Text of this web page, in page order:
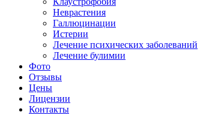
Неврастения
Галлюцинации
Истерии
Лечение психических заболеваний
Лечение булимии
Фото
Отзывы
Цены
Лицензии
Контакты